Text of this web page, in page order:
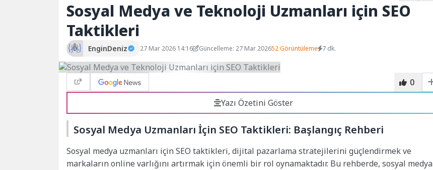
Sosyal Medya ve Teknoloji Uzmanları için SEO
Taktikleri
EnginDeniz 27 Mar 2026 14:16 Güncelleme: 27 Mar 202652 Görüntüleme 7 dk.
0
Yazı Özetini Göster
Sosyal Medya Uzmanları İçin SEO Taktikleri: Başlangıç Rehberi
Sosyal medya uzmanları için SEO taktikleri, dijital pazarlama stratejilerini güçlendirmek ve
markaların online varlığını artırmak için önemli bir rol oynamaktadır. Bu rehberde, sosyal medya